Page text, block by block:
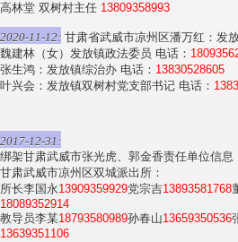
高林堂 双树村主任 13809358993
2020-11-12: 甘肃省武威市凉州区潘万红：发
魏建林（女）发放镇政法委员 电话：
张生鸿：发放镇综治办 电话： 13830528605
叶兴会：发放镇双树村党支部书记 电话：
2017-12-31:
绑架甘肃武威市张光虎、郭金香责任单位信息
甘肃武威市凉州区双城派出所：
所长李国永13909359929党宗吉13893581768
18089352914
教导员李某18793580989孙春山13659350536
13639351106